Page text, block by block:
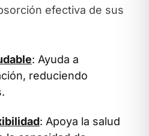
efectiva de sus
: Ayuda a
reduciendo
: Apoya la salud